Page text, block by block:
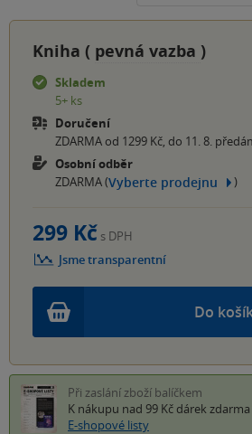
Kniha ( pevná vazba )
Skladem
5+ ks
Doručení
ZDARMA od 1299 Kč, do 11. 8.
Osobní odběr
ZDARMA (Vyberte prodejnu )
Do
299 Kč s DPH
Jsme transparentní
Při zaslání zboží balíčkem
K nákupu nad 99 Kč dárek zdarma
E-shopové listy